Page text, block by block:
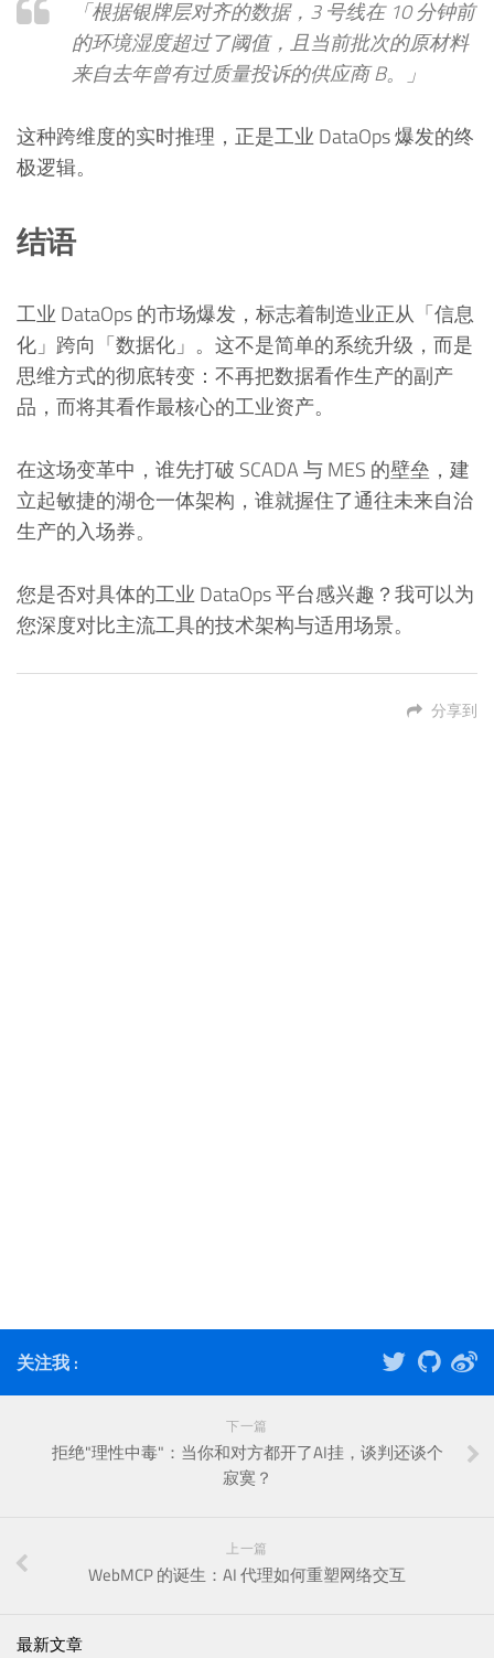
「根据银牌层对齐的数据，3 号线在 10 分钟前
的环境湿度超过了阈值，且当前批次的原材料
来自去年曾有过质量投诉的供应商 B。」
这种跨维度的实时推理，正是工业 DataOps 爆发的终
极逻辑。
结语
工业 DataOps 的市场爆发，标志着制造业正从「信息
化」跨向「数据化」。这不是简单的系统升级，而是
思维方式的彻底转变：不再把数据看作生产的副产
品，而将其看作最核心的工业资产。
在这场变革中，谁先打破 SCADA 与 MES 的壁垒，建
立起敏捷的湖仓一体架构，谁就握住了通往未来自治
生产的入场券。
您是否对具体的工业 DataOps 平台感兴趣？我可以为
您深度对比主流工具的技术架构与适用场景。
分享到
关注我 :
下一篇
拒绝"理性中毒"：当你和对方都开了AI挂，谈判还谈个
寂寞？
上一篇
WebMCP 的诞生：AI 代理如何重塑网络交互
最新文章